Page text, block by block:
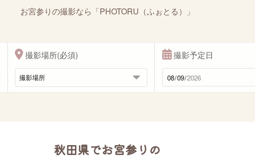
お宮参りの撮影なら「PHOTORU（ふぉとる）」
撮影場所(必須) 撮影予定日
秋田県でお宮参りの